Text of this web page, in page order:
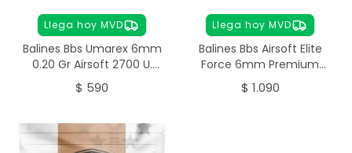
Llega hoy MVD
Balines Bbs Umarex 6mm
0.20 Gr Airsoft 2700 U.
Premium
$ 590
Llega hoy MVD
Balines Bbs Airsoft Elite
Force 6mm Premium
0,25g 4000 Unidades
$ 1.090